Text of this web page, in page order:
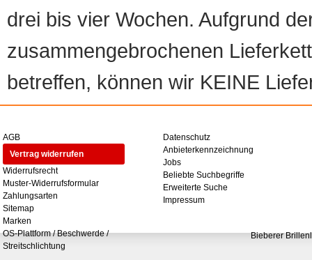
drei bis vier Wochen. Aufgrund
zusammengebrochenen
betreffen, können wir KEINE
AGB
Vertrag widerrufen
Widerrufsrecht
Muster-Widerrufsformular
Zahlungsarten
Sitemap
Marken
OS-Plattform / Beschwerde /
Streitschlichtung
Datenschutz
Anbieterkennzeichnung
Jobs
Beliebte Suchbegriffe
Erweiterte Suche
Impressum
Bieberer